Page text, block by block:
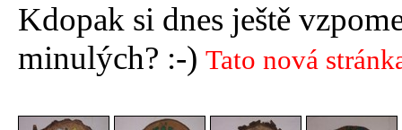
Kdopak si dnes ještě
minulých? :-) Tato nová